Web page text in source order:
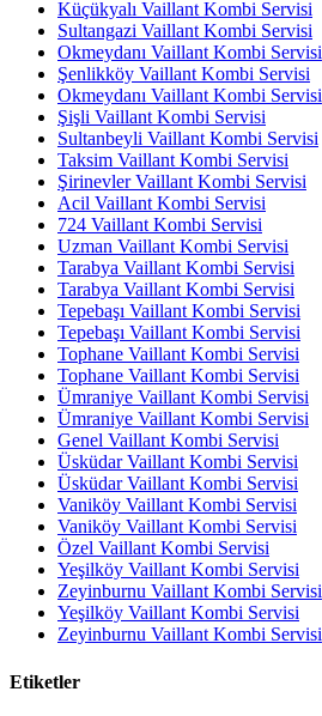
Küçükyalı Vaillant Kombi Servisi
Sultangazi Vaillant Kombi Servisi
Okmeydanı Vaillant Kombi Servisi
Şenlikköy Vaillant Kombi Servisi
Okmeydanı Vaillant Kombi Servisi
Şişli Vaillant Kombi Servisi
Sultanbeyli Vaillant Kombi Servisi
Taksim Vaillant Kombi Servisi
Şirinevler Vaillant Kombi Servisi
Acil Vaillant Kombi Servisi
724 Vaillant Kombi Servisi
Uzman Vaillant Kombi Servisi
Tarabya Vaillant Kombi Servisi
Tarabya Vaillant Kombi Servisi
Tepebaşı Vaillant Kombi Servisi
Tepebaşı Vaillant Kombi Servisi
Tophane Vaillant Kombi Servisi
Tophane Vaillant Kombi Servisi
Ümraniye Vaillant Kombi Servisi
Ümraniye Vaillant Kombi Servisi
Genel Vaillant Kombi Servisi
Üsküdar Vaillant Kombi Servisi
Üsküdar Vaillant Kombi Servisi
Vaniköy Vaillant Kombi Servisi
Vaniköy Vaillant Kombi Servisi
Özel Vaillant Kombi Servisi
Yeşilköy Vaillant Kombi Servisi
Zeyinburnu Vaillant Kombi Servisi
Yeşilköy Vaillant Kombi Servisi
Zeyinburnu Vaillant Kombi Servisi
Etiketler